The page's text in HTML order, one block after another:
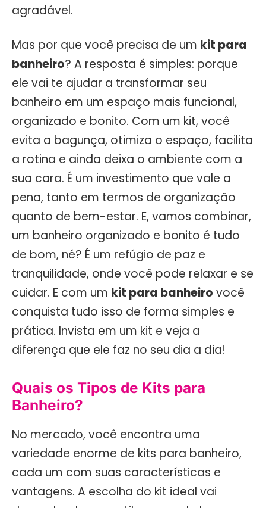
agradável.
Mas por que você precisa de um kit para
banheiro? A resposta é simples: porque
ele vai te ajudar a transformar seu
banheiro em um espaço mais funcional,
organizado e bonito. Com um kit, você
evita a bagunça, otimiza o espaço, facilita
a rotina e ainda deixa o ambiente com a
sua cara. É um investimento que vale a
pena, tanto em termos de organização
quanto de bem-estar. E, vamos combinar,
um banheiro organizado e bonito é tudo
de bom, né? É um refúgio de paz e
tranquilidade, onde você pode relaxar e se
cuidar. E com um kit para banheiro você
conquista tudo isso de forma simples e
prática. Invista em um kit e veja a
diferença que ele faz no seu dia a dia!
Quais os Tipos de Kits para
Banheiro?
No mercado, você encontra uma
variedade enorme de kits para banheiro,
cada um com suas características e
vantagens. A escolha do kit ideal vai